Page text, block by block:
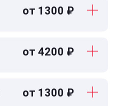
от 1300 ₽
от 4200 ₽
от 1300 ₽